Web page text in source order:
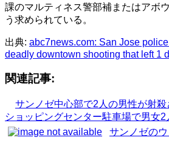
課のマルティネス警部補またはアボ
う求められている。
出典: abc7news.com: San Jose
deadly downtown shooting that left 1
関連記事:
サンノゼ中心部で2人の男性が射殺
ショッピングセンター駐車場で男女2
サンノゼの